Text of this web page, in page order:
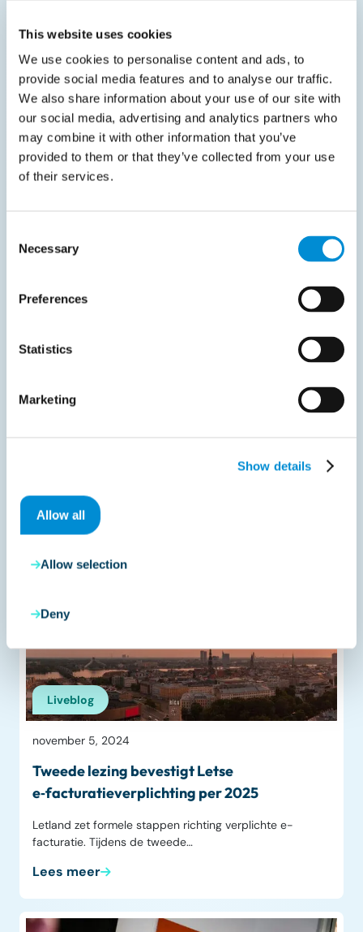
This website uses cookies
We use cookies to personalise content and ads, to
provide social media features and to analyse our traffic.
We also share information about your use of our site with
our social media, advertising and analytics partners who
may combine it with other information that you’ve
provided to them or that they’ve collected from your use
of their services.
Selection
Necessary
Preferences
Statistics
Marketing
Show details
Allow all
Allow selection
Deny
gepubliceerd door de FOD Financiën en beschikbaar
Wijzigingen die bedrijven
moeten doorvoeren of
controleren
Nakijken of processen aansluiten op Belgische
wetgeving en richtlijnen
Zorgen voor verzending via een erkend netwerk
zoals Peppol
gedematerialiseerde bewaarplichten
dataconsistentie
Liveblog
november 5, 2024
Tweede lezing bevestigt Letse
e‑facturatieverplichting per 2025
Letland zet formele stappen richting verplichte e-
facturatie. Tijdens de tweede…
Lees meer